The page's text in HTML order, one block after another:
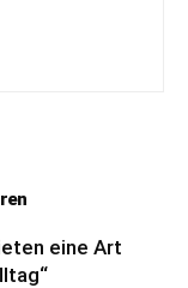
eine Art